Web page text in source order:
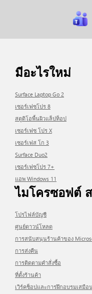
มีอะไรใหม่
Surface Laptop Go 2
เซอร์เฟซโปร 8
สตูดิโอพื้นผิวแล็ปท็อป
เซอร์เฟซ โปร X
เซอร์เฟส โก 3
Surface Duo2
เซอร์เฟซโปร 7+
แอพ Windows 11
ไมโครซอฟต์
โปรไฟล์บัญชี
ศูนย์ดาวน์โหลด
การสนับสนุนร้านค้าของ
การส่งคืน
การติดตามคำสั่งซื้อ
ที่ตั้งร้านค้า
เวิร์คช็อปและการฝึกอบรมเสมือ